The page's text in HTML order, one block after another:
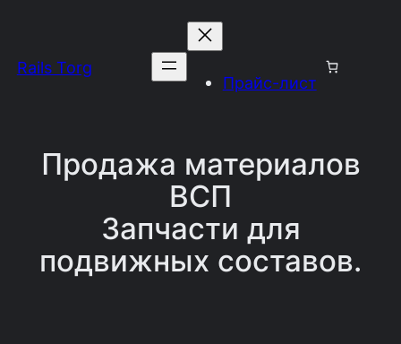
содержимому
Rails Torg
Прайс-лист
Продажа материалов
ВСП
Запчасти для
подвижных составов.